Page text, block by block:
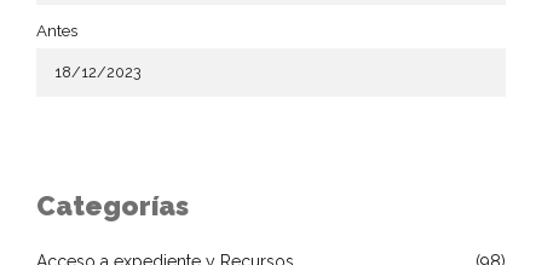
Antes
Categorías